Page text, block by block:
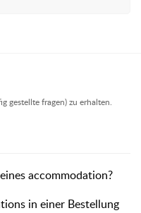
gestellte fragen) zu erhalten.
accommodation?
in einer Bestellung